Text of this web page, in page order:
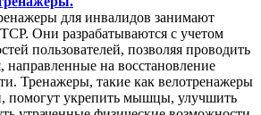
для инвалидов занимают
Они разрабатываются с учетом
пользователей, позволяя проводить
направленные на восстановление
Тренажеры, такие как велотренажеры
помогут укрепить мышцы, улучшить